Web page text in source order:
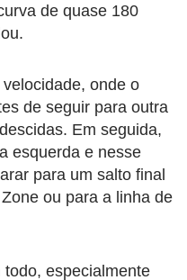
de quase 180
onde o
de seguir para outra
Em seguida,
esquerda e nesse
para um salto final
ou para a linha de
todo, especialmente